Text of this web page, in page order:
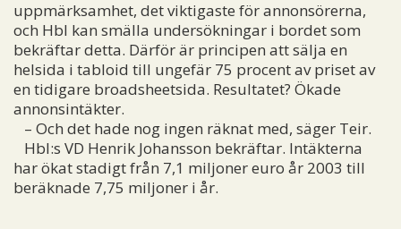
uppmärksamhet, det viktigaste för annonsörerna,
och Hbl kan smälla undersökningar i bordet som
bekräftar detta. Därför är principen att sälja en
helsida i tabloid till ungefär 75 procent av priset av
en tidigare broadsheetsida. Resultatet? Ökade
annonsintäkter.
– Och det hade nog ingen räknat med, säger Teir.
Hbl:s VD Henrik Johansson bekräftar. Intäkterna
har ökat stadigt från 7,1 miljoner euro år 2003 till
beräknade 7,75 miljoner i år.